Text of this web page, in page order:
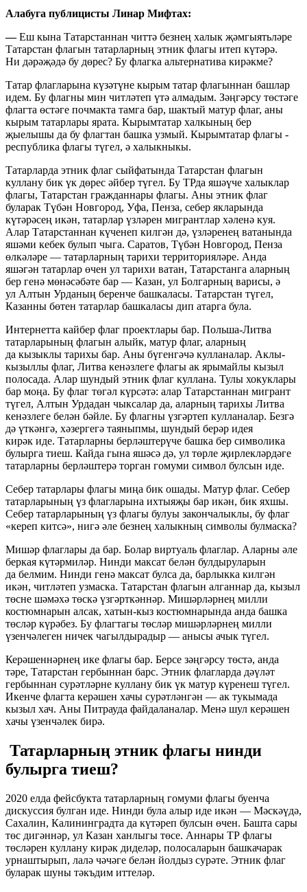
Алабуга публицисты Линар Мифтах:
—Еш кына Татарстаннан читтә безнең халык җәмгыятьләре
Татарстан флагын татарларның этник флагы итеп күтәрә.
Ни дәрәҗәдә бу дөрес? Бу флагка альтернатива кирәкме?
Татар флагларына күзәтүне кырым татар флагыннан башлар
идем. Бу флагны мин читләтеп үтә алмадым. Зәңгәрсу төстәге
флагта өстәге почмакта тамга бар, шактый матур флаг, аны
кырым татарлары ярата. Кырымтатар халкының бер
җыелышы да бу флагтан башка узмый. Кырымтатар флагы -
республика флагы түгел, ә халыкныкы.
Татарларда этник флаг сыйфатында Татарстан флагын
куллану бик үк дөрес әйбер түгел. Бу ТРда яшәүче халыклар
флагы, Татарстан гражданнары флагы. Аны этник флаг
буларак Түбән Новгород, Уфа, Пенза, себер якларында
күтәрәсең икән, татарлар үзләрен мигрантлар хәленә куя.
Алар Татарстаннан күченеп килгән дә, үзләренең ватанында
яшәми кебек булып чыга. Саратов, Түбән Новгород, Пенза
өлкәләре — татарларның тарихи территорияләре. Анда
яшәгән татарлар өчен ул тарихи ватан, Татарстанга аларның
бер генә мөнәсәбәте бар — Казан, ул Болгарның варисы, ә
ул Алтын Урданың беренче башкаласы. Татарстан түгел,
Казанны бөтен татарлар башкаласы дип атарга була.
Интернетта кайбер флаг проектлары бар. Польша-Литва
татарларының флагын алыйк, матур флаг, аларның
да кызыклы тарихы бар. Аны бүгенгәчә кулланалар. Аклы-
кызыллы флаг, Литва кенәзлеге флагы ак ярымайлы кызыл
полосада. Алар шундый этник флаг куллана. Тулы хокуклары
бар моңа. Бу флаг төгәл күрсәтә: алар Татарстаннан мигрант
түгел, Алтын Урдадан чыксалар да, аларның тарихы Литва
кенәзлеге белән бәйле. Бу флагны үзгәртеп кулланалар. Безгә
дә үткәнгә, хәзергегә таяныпмы, шундый берәр идея
кирәк иде. Татарларны берләштерүче башка бер символика
булырга тиеш. Кайда гына яшәсә дә, ул төрле җирлекләрдәге
татарларны берләштерә торган гомуми символ булсын иде.
Себер татарлары флагы миңа бик ошады. Матур флаг. Себер
татарларының үз флагларына ихтыяҗы бар икән, бик яхшы.
Себер татарларының үз флагы булуы закончалыклы, бу флаг
«кереп китсә», нигә әле безнең халыкның символы булмаска?
Мишәр флаглары да бар. Болар виртуаль флаглар. Аларны әле
беркая күтәрмиләр. Нинди максат белән булдыруларын
да белмим. Нинди генә максат булса да, барлыкка килгән
икән, читләтеп узмаска. Татарстан флагын алганнар да, кызыл
төсне шәмәхә төскә үзгәрткәннәр. Мишәрләрнең милли
костюмнарын алсак, хатын-кыз костюмнарында анда башка
төсләр күрәбез. Бу флагтагы төсләр мишәрләрнең милли
үзенчәлеген ничек чагылдырадыр — анысы ачык түгел.
Керәшеннәрнең ике флагы бар. Берсе зәңгәрсу төстә, анда
тәре, Татарстан гербыннан барс. Этник флагларда дәүләт
гербыннан сурәтләрне куллану бик үк матур күренеш түгел.
Икенче флагта керәшен хачы сурәтләнгән — ак тукымада
кызыл хач. Аны Питрауда файдаланалар. Менә шул керәшен
хачы үзенчәлек бирә.
Татарларның этник флагы нинди
булырга тиеш?
2020 елда фейсбукта татарларның гомуми флагы буенча
дискуссия булган иде. Нинди була алыр иде икән — Мәскәүдә,
Сахалин, Калининградта да күтәреп булсын өчен. Башта сары
төс дигәннәр, ул Казан ханлыгы төсе. Аннары ТР флагы
төсләрен куллану кирәк диделәр, полосаларын башкачарак
урнаштырып, лалә чәчәге белән йолдыз сурәте. Этник флаг
буларак шуны тәкъдим иттеләр.